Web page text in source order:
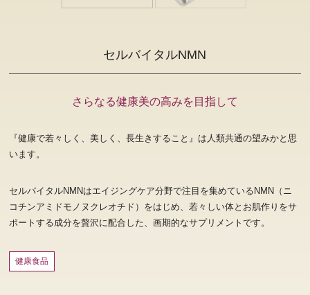
セルバイタルNMN
さらなる健康美の高みを目指して
『健康で若々しく、美しく、長生きすること』は人類共通の望みかと思
います。
セルバイタルNMNはエイジングケア分野で注目を集めているNMN（ニ
コチンアミドモノヌクレオチド）をはじめ、若々しい体とお肌作りをサ
ポートする成分を贅沢に配合した、画期的なサプリメントです。
健康食品